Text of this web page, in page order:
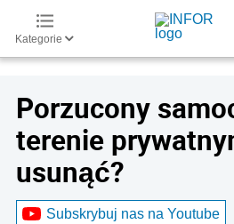
Kategorie
Porzucony
terenie
usunąć?
Subskrybuj nas na Youtube